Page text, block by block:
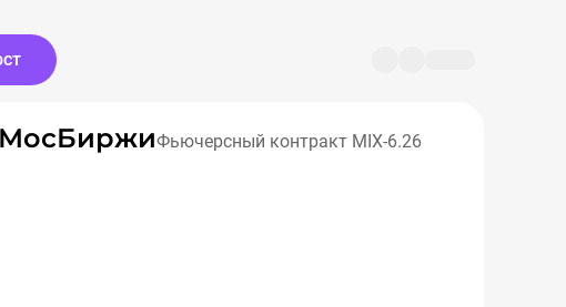
МосБиржиФьючерсный контракт MIX-6.26